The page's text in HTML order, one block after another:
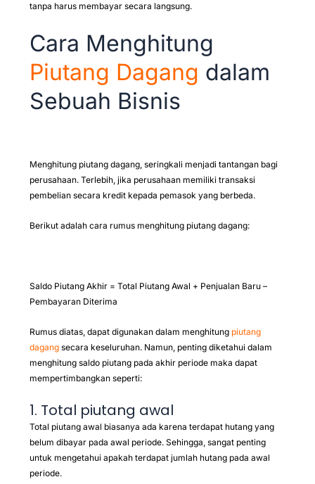
tanpa harus membayar secara langsung.
Cara Menghitung
Piutang Dagang dalam
Sebuah Bisnis
Menghitung piutang dagang, seringkali menjadi tantangan bagi
perusahaan. Terlebih, jika perusahaan memiliki transaksi
pembelian secara kredit kepada pemasok yang berbeda.
Berikut adalah cara rumus menghitung piutang dagang:
Saldo Piutang Akhir = Total Piutang Awal + Penjualan Baru –
Pembayaran Diterima
Rumus diatas, dapat digunakan dalam menghitung piutang
dagang secara keseluruhan. Namun, penting diketahui dalam
menghitung saldo piutang pada akhir periode maka dapat
mempertimbangkan seperti:
1. Total piutang awal
Total piutang awal biasanya ada karena terdapat hutang yang
belum dibayar pada awal periode. Sehingga, sangat penting
untuk mengetahui apakah terdapat jumlah hutang pada awal
periode.